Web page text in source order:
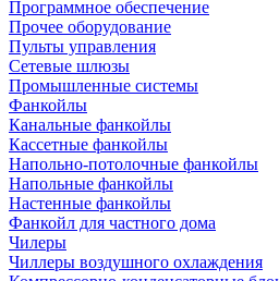
Программное обеспечение
Прочее оборудование
Пульты управления
Сетевые шлюзы
Промышленные системы
Фанкойлы
Канальные фанкойлы
Кассетные фанкойлы
Напольно-потолочные фанкойлы
Напольные фанкойлы
Настенные фанкойлы
Фанкойл для частного дома
Чилеры
Чиллеры воздушного охлаждения